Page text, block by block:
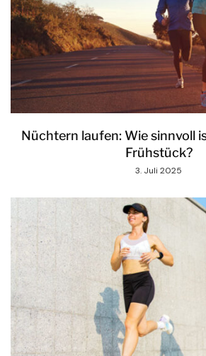
Nüchtern laufen: Wie sinnvoll
Frühstück?
3. Juli 2025